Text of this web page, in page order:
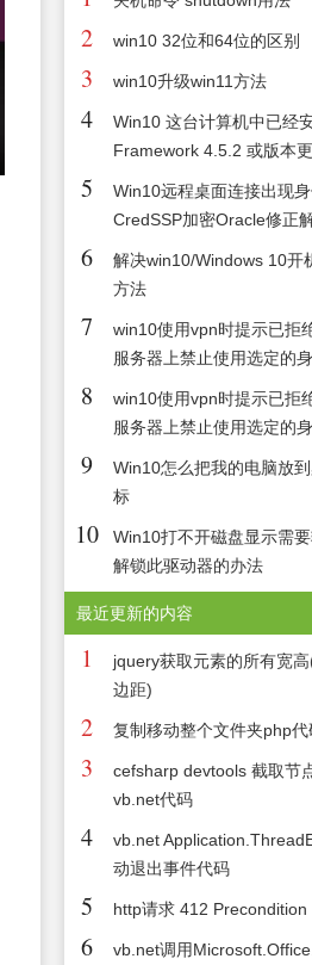
2 win10 32位和64位的区别
3 win10升级win11方法
4
Win10 这台计算机中已经
Framework 4.5.2 或版本
5
Win10远程桌面连接出现身
CredSSP加密Oracle修正
6
解决win10/Windows 10开
方法
7
win10使用vpn时提示已拒
服务器上禁止使用选定的
8
win10使用vpn时提示已拒
服务器上禁止使用选定的
9
Win10怎么把我的电脑放
标
10
Win10打不开磁盘显示需
解锁此驱动器的办法
最近更新的内容
1
jquery获取元素的所有宽
边距)
2 复制移动整个文件夹php
3
cefsharp devtools 截取节
vb.net代码
4
vb.net
动退出事件代码
5 http请求 412 Precondition
6
vb.net调用